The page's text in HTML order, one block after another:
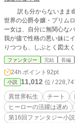
訳も分からないまま命
世界の公爵令嬢・プリム
ー女は、自分に無関心な
我が儘で性格の悪い妹に
りつつも、しぶとく図太く生きていた。 そんなあ
貴族の子女が６～１０歳
罪系スキルの所有者であ
ちに、同じ判定を受けた
子・リトス共々捕えられ
しかし、中身が元ヤン
は時に気弱な友の手を引
邪悪と断じられたスキルを駆使
て口の悪い、ちょっと（
ファンタジー 完結 長編
24h.ポイント 92pt
小説 11,012 位 /
異世界転生 チート
ヒーローの活躍は遅め
第16回ファンタジー小